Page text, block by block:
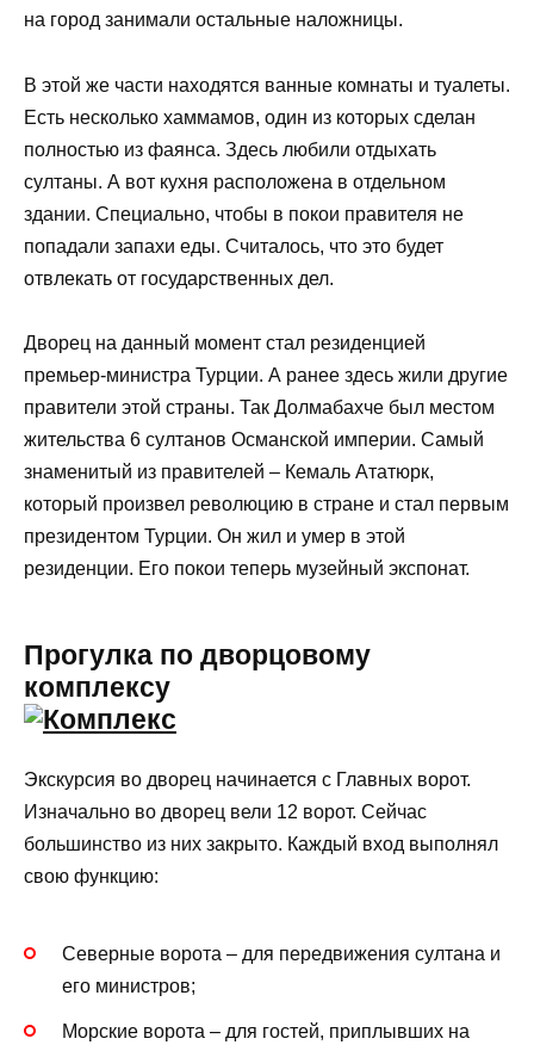
на город занимали остальные наложницы.
В этой же части находятся ванные комнаты и туалеты.
Есть несколько хаммамов, один из которых сделан
полностью из фаянса. Здесь любили отдыхать
султаны. А вот кухня расположена в отдельном
здании. Специально, чтобы в покои правителя не
попадали запахи еды. Считалось, что это будет
отвлекать от государственных дел.
Дворец на данный момент стал резиденцией
премьер-министра Турции. А ранее здесь жили другие
правители этой страны. Так Долмабахче был местом
жительства 6 султанов Османской империи. Самый
знаменитый из правителей – Кемаль Ататюрк,
который произвел революцию в стране и стал первым
президентом Турции. Он жил и умер в этой
резиденции. Его покои теперь музейный экспонат.
Прогулка по дворцовому
комплексу
Экскурсия во дворец начинается с Главных ворот.
Изначально во дворец вели 12 ворот. Сейчас
большинство из них закрыто. Каждый вход выполнял
свою функцию:
Северные ворота – для передвижения султана и
его министров;
Морские ворота – для гостей, приплывших на